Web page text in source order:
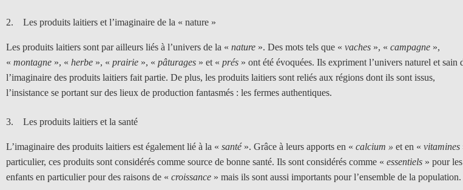
2. Les produits laitiers et l’imaginaire de la « nature »
Les produits laitiers sont par ailleurs liés à l’univers de la « nature ». Des mots tels que « vaches », « campagne »,
« montagne », « herbe », « prairie », « pâturages » et « prés » ont été évoquées. Ils expriment l’univers naturel et sain
l’imaginaire des produits laitiers fait partie. De plus, les produits laitiers sont reliés aux régions dont ils sont issus,
l’insistance se portant sur des lieux de production fantasmés : les fermes authentiques.
3. Les produits laitiers et la santé
L’imaginaire des produits laitiers est également lié à la « santé». Grâce à leurs apports en « calcium » et en « vitamines
particulier, ces produits sont considérés comme source de bonne santé. Ils sont considérés comme « essentiels » pour les
enfants en particulier pour des raisons de « croissance » mais ils sont aussi importants pour l’ensemble de la population.